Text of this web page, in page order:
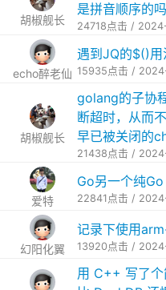
胡椒舰长
是拼音顺序的吗
24718点击 /
echo醉老仙
遇到JQ的$()用
15935点击 /
胡椒舰长
golang的子协
断超时，从而
早已被关闭的
21438点击 /
爱特
Go另一个纯Go
22841点击 /
幻阳化翼
记录下使用
13920点击 /
用 C++ 写了